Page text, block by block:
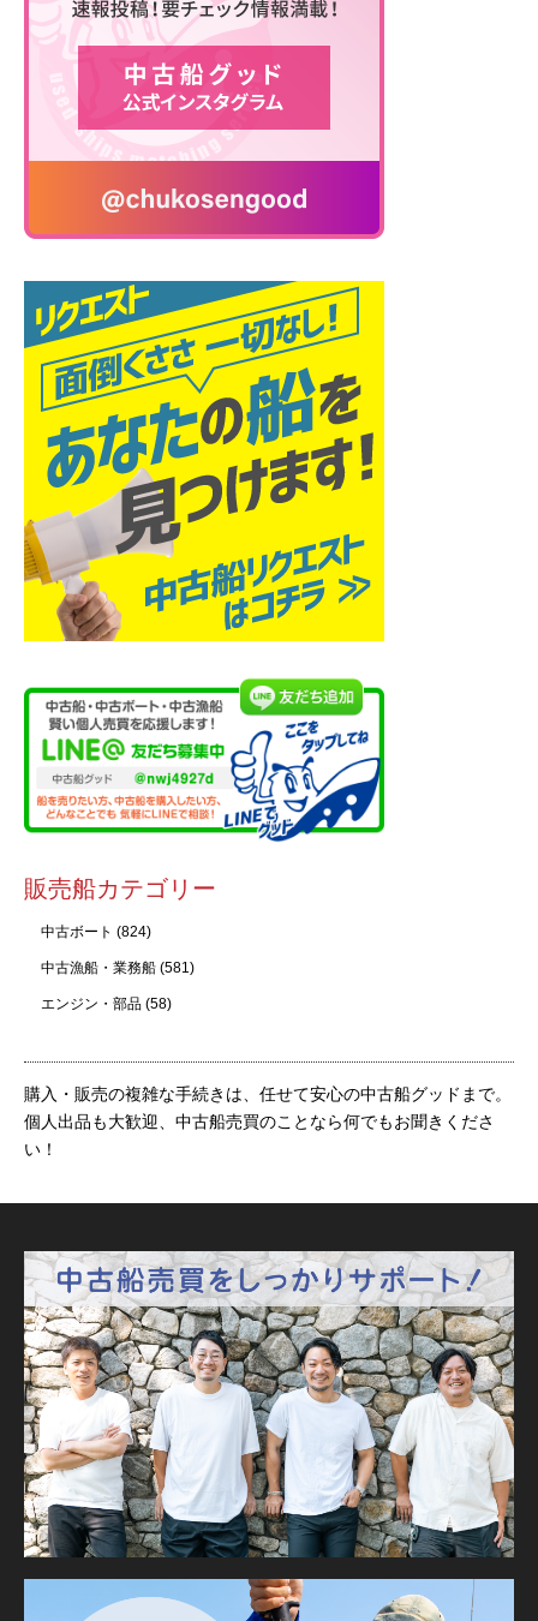
販売船カテゴリー
中古ボート (824)
中古漁船・業務船 (581)
エンジン・部品 (58)
購入・販売の複雑な手続きは、任せて安心の中古船グッドまで。
個人出品も大歓迎、中古船売買のことなら何でもお聞きくださ
い！